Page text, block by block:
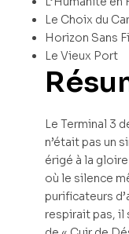
Le Choix du
Horizon Sans
Le Vieux Port
Le Terminal 3
n’était pas un
érigé à la
où le silence
purificateurs
respirait pas, il